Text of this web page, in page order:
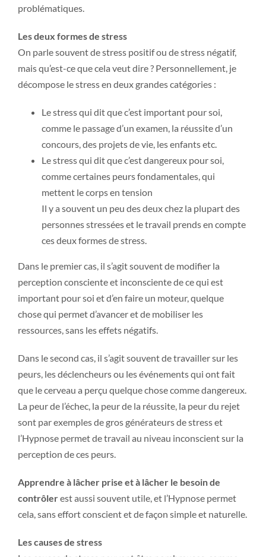
problématiques.
Les deux formes de stress
On parle souvent de stress positif ou de stress négatif,
mais qu’est-ce que cela veut dire ? Personnellement, je
décompose le stress en deux grandes catégories :
Le stress qui dit que c’est important pour soi,
comme le passage d’un examen, la réussite d’un
concours, des projets de vie, les enfants etc.
Le stress qui dit que c’est dangereux pour soi,
comme certaines peurs fondamentales, qui
mettent le corps en tension
Il y a souvent un peu des deux chez la plupart des
personnes stressées et le travail prends en compte
ces deux formes de stress.
Dans le premier cas, il s’agit souvent de modifier la
perception consciente et inconsciente de ce qui est
important pour soi et d’en faire un moteur, quelque
chose qui permet d’avancer et de mobiliser les
ressources, sans les effets négatifs.
Dans le second cas, il s’agit souvent de travailler sur les
peurs, les déclencheurs ou les événements qui ont fait
que le cerveau a perçu quelque chose comme dangereux.
La peur de l’échec, la peur de la réussite, la peur du rejet
sont par exemples de gros générateurs de stress et
l’Hypnose permet de travail au niveau inconscient sur la
perception de ces peurs.
Apprendre à lâcher prise et à lâcher le besoin de
contrôlerest aussi souvent utile, et l’Hypnose permet
cela, sans effort conscient et de façon simple et naturelle.
Les causes de stress